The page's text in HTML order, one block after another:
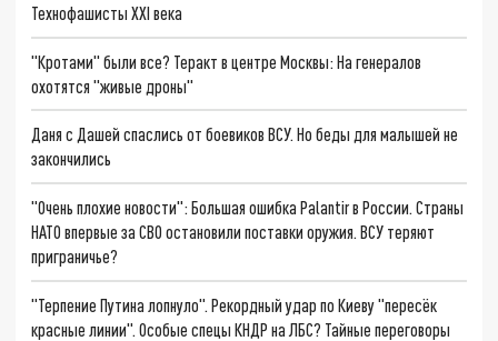
Технофашисты XXI века
"Кротами" были все? Теракт в центре Москвы: На генералов
охотятся "живые дроны"
Даня с Дашей спаслись от боевиков ВСУ. Но беды для малышей не
закончились
"Очень плохие новости": Большая ошибка Palantir в России. Страны
НАТО впервые за СВО остановили поставки оружия. ВСУ теряют
приграничье?
"Терпение Путина лопнуло". Рекордный удар по Киеву "пересёк
красные линии". Особые спецы КНДР на ЛБС? Тайные переговоры